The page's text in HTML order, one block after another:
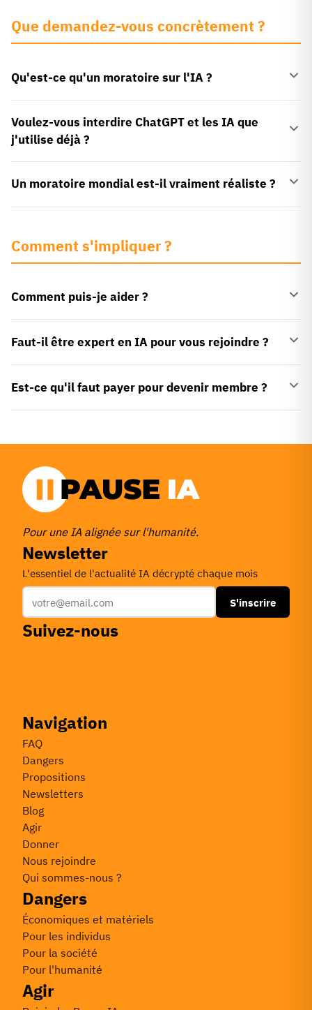
Que demandez-vous concrètement ?
Qu'est-ce qu'un moratoire sur l'IA ?
Voulez-vous interdire ChatGPT et les IA que
j'utilise déjà ?
Un moratoire mondial est-il vraiment réaliste ?
Comment s'impliquer ?
Comment puis-je aider ?
Faut-il être expert en IA pour vous rejoindre ?
Est-ce qu'il faut payer pour devenir membre ?
Pour une IA alignée sur l'humanité.
Newsletter
L'essentiel de l'actualité IA décrypté chaque mois
S'inscrire
Suivez-nous
Navigation
FAQ
Dangers
Propositions
Newsletters
Blog
Agir
Donner
Nous rejoindre
Qui sommes-nous ?
Dangers
Économiques et matériels
Pour les individus
Pour la société
Pour l'humanité
Agir